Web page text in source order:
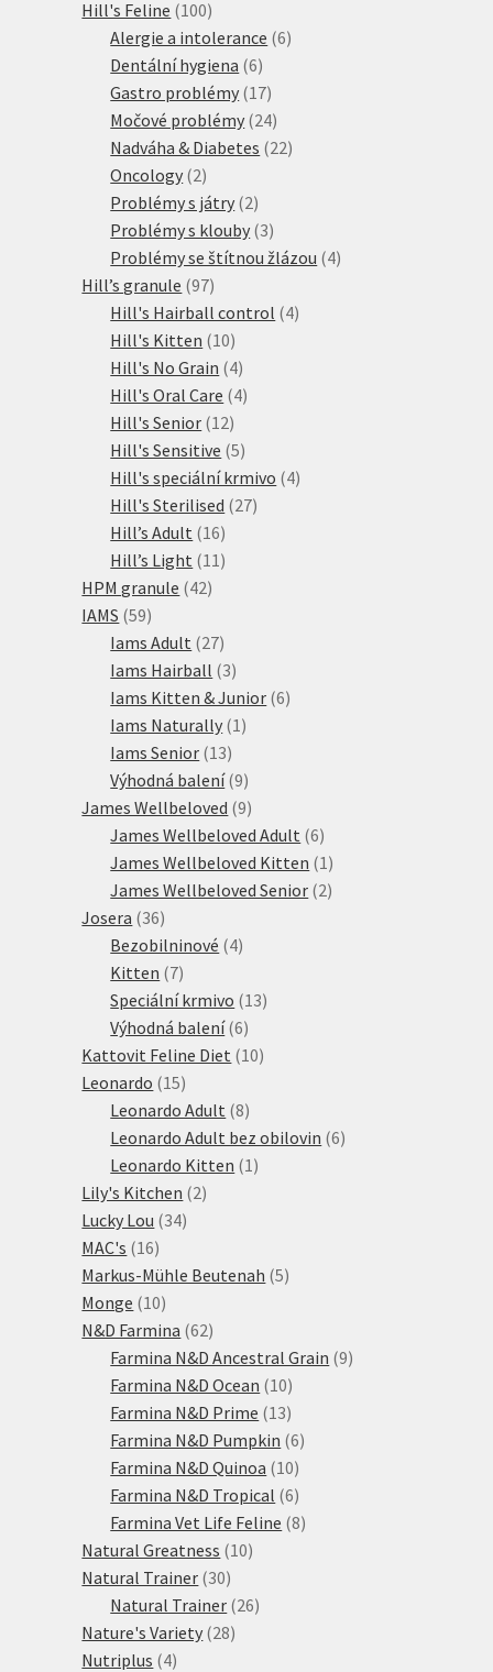
Hill's Feline 100100
produktů
Alergie a intolerance 66
Dentální hygiena 66
produktů
Gastro problémy 1717
produktů
Močové problémy 2424
produktů
Nadváha & Diabetes 2222
Oncology 22
produkty
Problémy s játry 22
produkty
Problémy s klouby 33
produkty
Problémy se štítnou žlázou 44
Hill’s granule 9797
produktů
Hill's Hairball control 44
Hill's Kitten 1010
produktů
Hill's No Grain 44
produkty
Hill's Oral Care 44
Hill's Senior 1212
produktů
Hill's Sensitive 55
produktů
Hill's speciální krmivo 44
Hill's Sterilised 2727
Hill’s Adult 1616
produktů
Hill’s Light 11 11
HPM granule 4242
IAMS 5959
produktů
Iams Adult 2727
produktů
Iams Hairball 33
produkty
Iams Kitten & Junior 66
Iams Naturally 1 1
Iams Senior 1313
produktů
Výhodná balení 99
produktů
James Wellbeloved 99
produktů
James Wellbeloved Adult 66
produktů
James Wellbeloved Kitten 1 1
produkt
James Wellbeloved Senior 22
Josera 3636
produktů
Bezobilninové 44
Kitten 77
produktů
Speciální krmivo 1313
Výhodná balení 66
produktů
Kattovit Feline Diet 1010
Leonardo 1515
produktů
Leonardo Adult 88
produktů
Leonardo Adult bez obilovin 66
Leonardo Kitten 1 1
Lily's Kitchen 22
Lucky Lou 3434
MAC's 1616
produktů
Markus-Mühle Beutenah 55
Monge 1010
produktů
N&D Farmina 6262
produktů
Farmina N&D Ancestral Grain 99
Farmina N&D Ocean 1010
produktů
Farmina N&D Prime 1313
produktů
Farmina N&D Pumpkin 66
Farmina N&D Quinoa 1010
produktů
Farmina N&D Tropical 66
produktů
Farmina Vet Life Feline 88
Natural Greatness 1010
Natural Trainer 3030
produktů
Natural Trainer 2626
Nature's Variety 2828
Nutriplus 44